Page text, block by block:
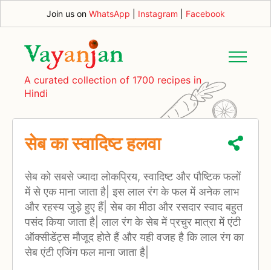
Join us on WhatsApp Instagram Facebook
A curated collection of 1700 recipes in
Hindi
सेब का स्वादिष्ट हलवा
सेब को सबसे ज्यादा लोकप्रिय, स्वादिष्ट और पौष्टिक फलों
में से एक माना जाता है| इस लाल रंग के फल में अनेक लाभ
और रहस्य जुड़े हुए हैं| सेब का मीठा और रसदार स्वाद बहुत
पसंद किया जाता है| लाल रंग के सेब में प्रचुर मात्रा में एंटी
ऑक्सीडेंट्स मौजूद होते हैं और यही वजह है कि लाल रंग का
सेब एंटी एजिंग फल माना जाता है|